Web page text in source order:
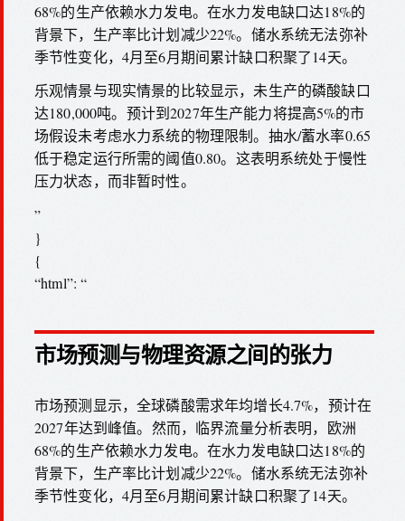
68%的生产依赖水力发电。在水力发电缺口达18%的
背景下，生产率比计划减少22%。储水系统无法弥补
季节性变化，4月至6月期间累计缺口积聚了14天。
乐观情景与现实情景的比较显示，未生产的磷酸缺口
达180,000吨。预计到2027年生产能力将提高5%的市
场假设未考虑水力系统的物理限制。抽水/蓄水率0.65
低于稳定运行所需的阈值0.80。这表明系统处于慢性
压力状态，而非暂时性。
”
}
{
“html”: “
市场预测与物理资源之间的张力
市场预测显示，全球磷酸需求年均增长4.7%，预计在
2027年达到峰值。然而，临界流量分析表明，欧洲
68%的生产依赖水力发电。在水力发电缺口达18%的
背景下，生产率比计划减少22%。储水系统无法弥补
季节性变化，4月至6月期间累计缺口积聚了14天。